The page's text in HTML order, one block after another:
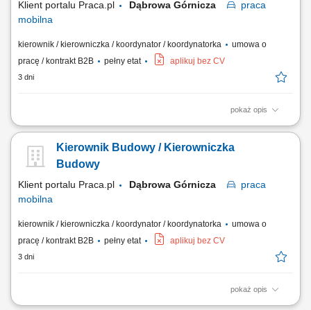
Klient portalu Praca.pl Dąbrowa Górnicza
praca
mobilna
kierownik / kierowniczka / koordynator / koordynatorka
umowa o
pracę / kontrakt B2B
pełny etat aplikuj bez CV
3 dni
pokaż opis
Operacyjne prowadzenie robót mostowych oraz bieżący nadzór nad
Szczegółowa analiza projektów technicznych, wycena robót oraz
opracowywanie założeń budżetowych realizowanego kontraktu.
Kierownik Budowy / Kierowniczka
Budowy
Klient portalu Praca.pl Dąbrowa Górnicza
praca
mobilna
kierownik / kierowniczka / koordynator / koordynatorka
umowa o
pracę / kontrakt B2B
pełny etat aplikuj bez CV
3 dni
pokaż opis
kompleksowe zarządzanie budową zgodnie z projektem i Prawem